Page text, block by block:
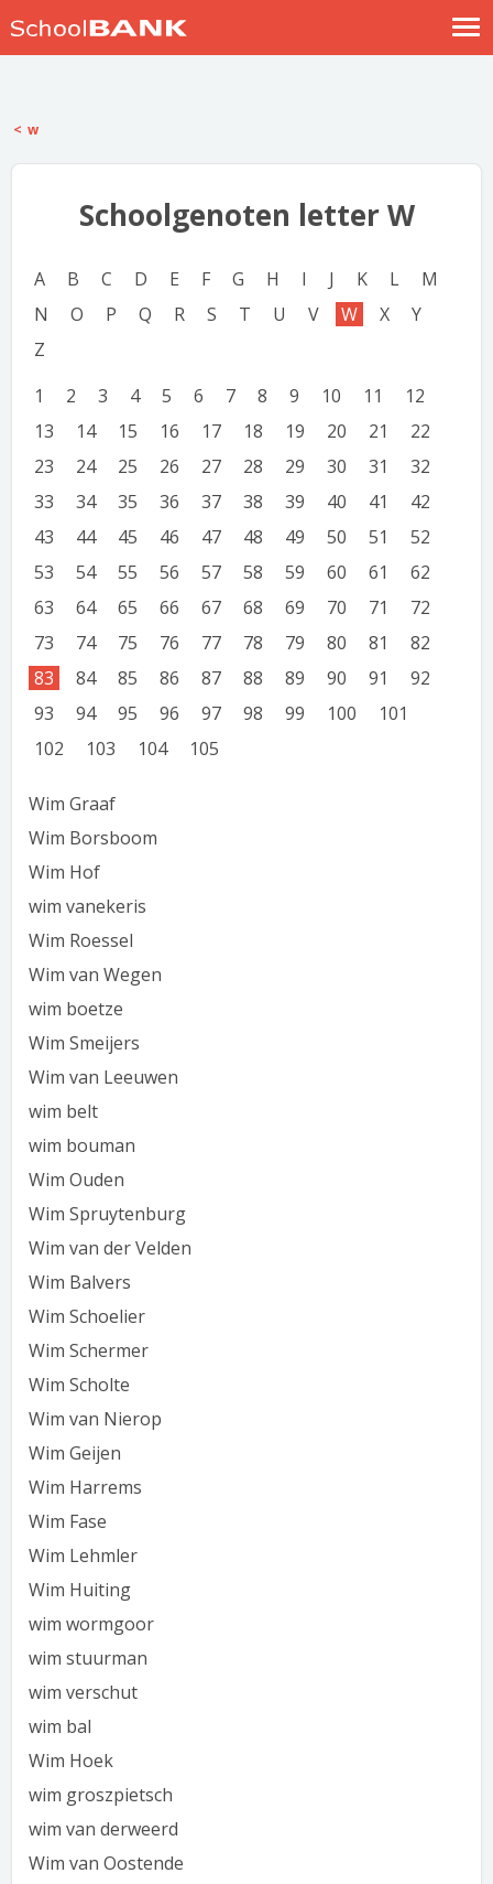
Help
w
Schoolgenoten letter W
A B C D E F G H I J K L
M
N
O P Q R S T U V W X
Y
Z
1
2 3 4 5 6 7 8 9 10 11
12
13
14 15 16 17 18 19 20 21
22
23
24 25 26 27 28 29 30 31
32
33
34 35 36 37 38 39 40 41
42
43
44 45 46 47 48 49 50 51
52
53
54 55 56 57 58 59 60 61
62
63
64 65 66 67 68 69 70 71
72
73
74 75 76 77 78 79 80 81
82
83
84 85 86 87 88 89 90 91
92
93
94 95 96 97 98 99 100
101
102
103 104 105
Wim Graaf
Wim Borsboom
Wim Hof
wim vanekeris
Wim Roessel
Wim van Wegen
wim boetze
Wim Smeijers
Wim van Leeuwen
wim belt
wim bouman
Wim Ouden
Wim Spruytenburg
Wim van der Velden
Wim Balvers
Wim Schoelier
Wim Schermer
Wim Scholte
Wim van Nierop
Wim Geijen
Wim Harrems
Wim Fase
Wim Lehmler
Wim Huiting
wim wormgoor
wim stuurman
wim verschut
wim bal
Wim Hoek
wim groszpietsch
wim van derweerd
Wim van Oostende